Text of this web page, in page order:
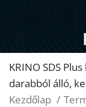
KRINO SDS
darabból álló,
Kezdőlap